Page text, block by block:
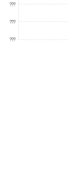
???
???
???